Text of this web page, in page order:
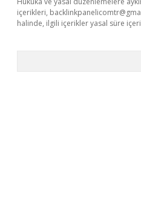
içerikleri,
halinde, ilgili içerikler yasal süre